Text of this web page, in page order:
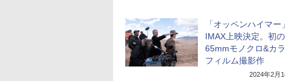
「オッペンハイマー」
IMAX上映決定。初の
65mmモノクロ&カ
フィルム撮影作
2024年2月